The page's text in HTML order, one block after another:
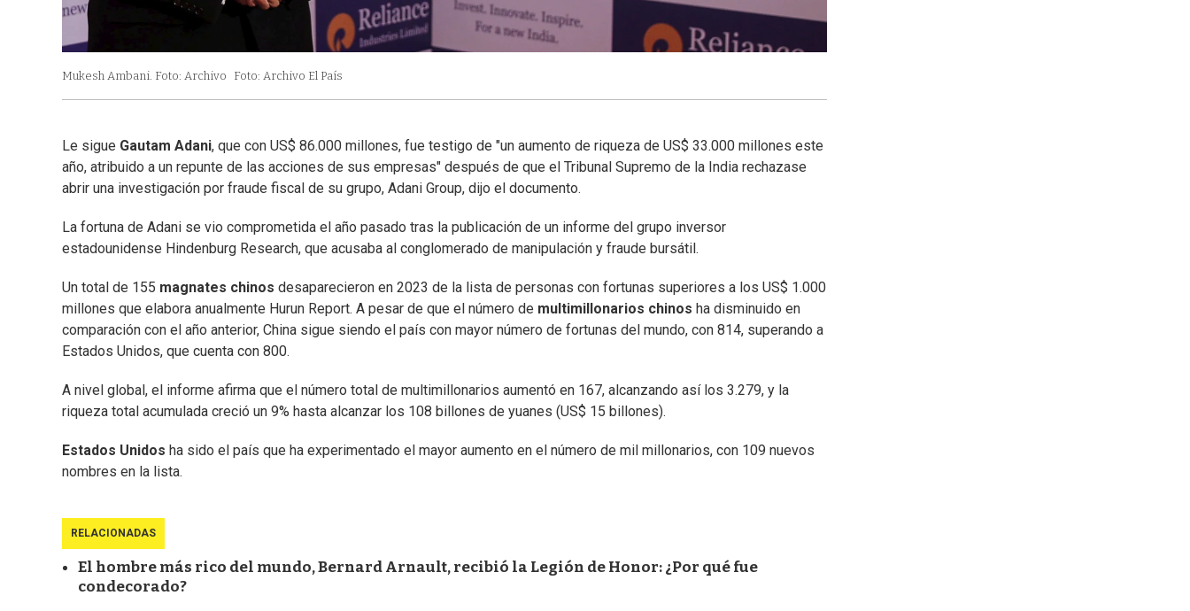
Mukesh Ambani. Foto: Archivo Foto: Archivo El País
Le sigue Gautam Adani, que con US$ 86.000 millones, fue testigo de "un aumento de riqueza de US$ 33.000 millones este
año, atribuido a un repunte de las acciones de sus empresas" después de que el Tribunal Supremo de la India rechazase
abrir una investigación por fraude fiscal de su grupo, Adani Group, dijo el documento.
La fortuna de Adani se vio comprometida el año pasado tras la publicación de un informe del grupo inversor
estadounidense Hindenburg Research, que acusaba al conglomerado de manipulación y fraude bursátil.
Un total de 155 magnates chinos desaparecieron en 2023 de la lista de personas con fortunas superiores a los US$ 1.000
millones que elabora anualmente Hurun Report. A pesar de que el número de multimillonarios chinos ha disminuido en
comparación con el año anterior, China sigue siendo el país con mayor número de fortunas del mundo, con 814, superando a
Estados Unidos, que cuenta con 800.
A nivel global, el informe afirma que el número total de multimillonarios aumentó en 167, alcanzando así los 3.279, y la
riqueza total acumulada creció un 9% hasta alcanzar los 108 billones de yuanes (US$ 15 billones).
Estados Unidos ha sido el país que ha experimentado el mayor aumento en el número de mil millonarios, con 109 nuevos
nombres en la lista.
RELACIONADAS
El hombre más rico del mundo, Bernard Arnault, recibió la Legión de Honor: ¿Por qué fue
condecorado?